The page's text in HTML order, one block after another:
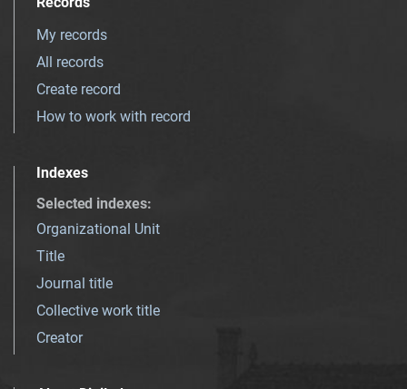
My records
All records
Create record
How to work with record
Indexes
Selected indexes:
Organizational Unit
Title
Journal title
Collective work title
Creator